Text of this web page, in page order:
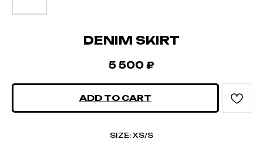
DENIM SKIRT
5 500 ₽
ADD TO CART
SIZE: XS/S